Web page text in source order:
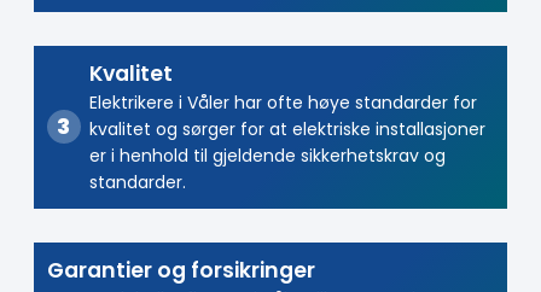
Kvalitet
Elektrikere i Våler har ofte høye standarder for
kvalitet og sørger for at elektriske installasjoner
er i henhold til gjeldende sikkerhetskrav og
standarder.
Garantier og forsikringer